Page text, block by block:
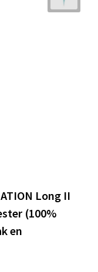
Long II
(100%
en